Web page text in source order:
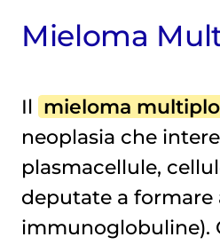
Mieloma
Il mieloma multiplo
neoplasia che
plasmacellule,
deputate a formare
immunoglobuline).